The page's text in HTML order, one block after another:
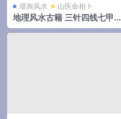
堪舆风水 山医命相卜
地理风水古籍 三针四线七甲子
分金线法（上下册全）